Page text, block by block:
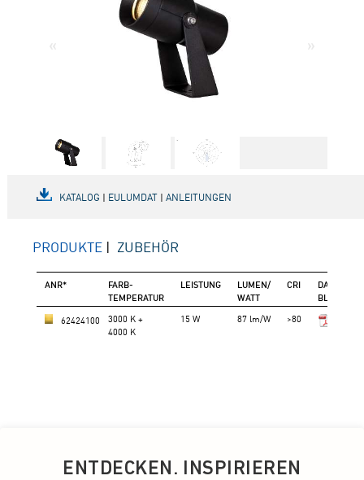
ENTDECKEN. INSPIRIEREN